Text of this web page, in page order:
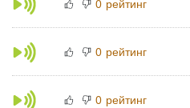
0 рейтинг
0 рейтинг
0 рейтинг